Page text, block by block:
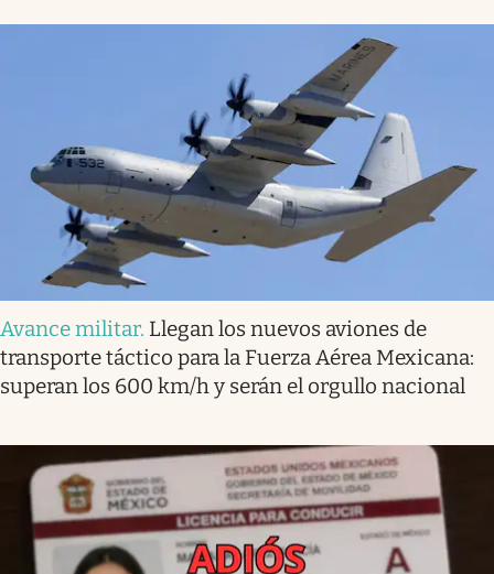
Avance militar. Llegan los nuevos aviones de
transporte táctico para la Fuerza Aérea Mexicana:
superan los 600 km/h y serán el orgullo nacional